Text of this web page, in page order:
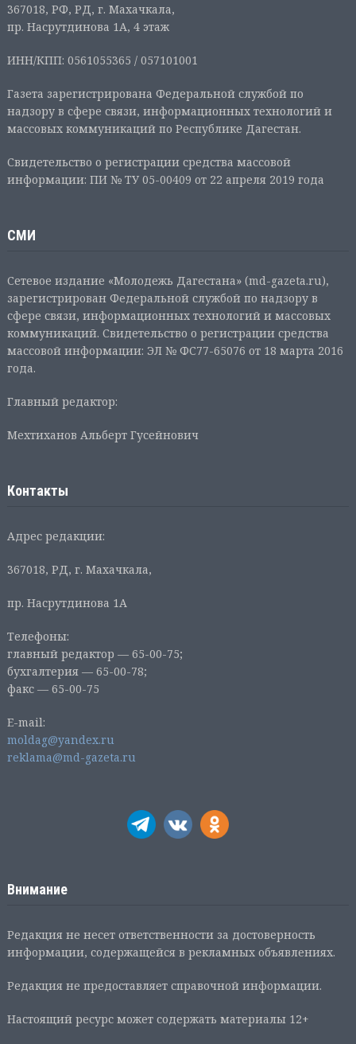
367018, РФ, РД, г. Махачкала,
пр. Насрутдинова 1А, 4 этаж
ИНН/КПП: 0561055365 / 057101001
Газета зарегистрирована Федеральной службой по
надзору в сфере связи, информационных технологий и
массовых коммуникаций по Республике Дагестан.
Свидетельство о регистрации средства массовой
информации: ПИ № ТУ 05-00409 от 22 апреля 2019 года
СМИ
Сетевое издание «Молодежь Дагестана» (md-gazeta.ru),
зарегистрирован Федеральной службой по надзору в
сфере связи, информационных технологий и массовых
коммуникаций. Свидетельство о регистрации средства
массовой информации: ЭЛ № ФС77-65076 от 18 марта 2016
года.
Главный редактор:
Мехтиханов Альберт Гусейнович
Контакты
Адрес редакции:
367018, РД, г. Махачкала,
пр. Насрутдинова 1А
Телефоны:
главный редактор — 65-00-75;
бухгалтерия — 65-00-78;
факс — 65-00-75
E-mail:
moldag@yandex.ru
reklama@md-gazeta.ru
Внимание
Редакция не несет ответственности за достоверность
информации, содержащейся в рекламных объявлениях.
Редакция не предоставляет справочной информации.
Настоящий ресурс может содержать материалы 12+